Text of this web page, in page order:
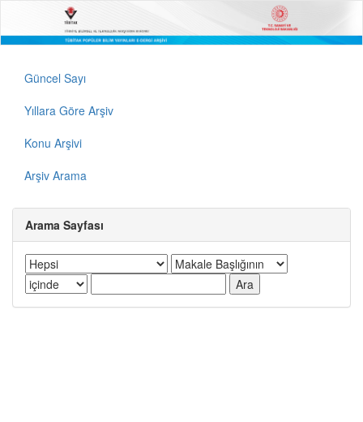
Güncel Sayı
Yıllara Göre Arşiv
Konu Arşivi
Arşiv Arama
Arama Sayfası